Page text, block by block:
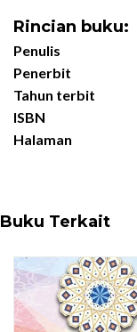
Rincian buku:
Penulis
Penerbit
Tahun terbit
ISBN
Halaman
Buku Terkait